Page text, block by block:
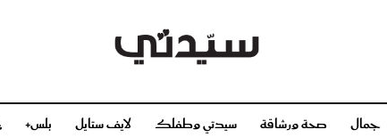
جمال صحة ورشاقة سيدتي وطفلك لايف ستايل بلس+